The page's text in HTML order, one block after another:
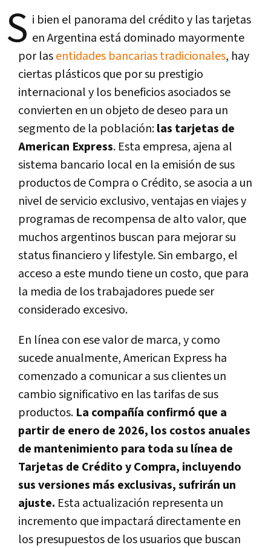
S i bien el panorama del crédito y las tarjetas
en Argentina está dominado mayormente
por lasentidades bancarias tradicionales, hay
ciertas plásticos que por su prestigio
internacional y los beneficios asociados se
convierten en un objeto de deseo para un
segmento de la población:las tarjetas de
American Express. Esta empresa, ajena al
sistema bancario local en la emisión de sus
productos de Compra o Crédito, se asocia a un
nivel de servicio exclusivo, ventajas en viajes y
programas de recompensa de alto valor, que
muchos argentinos buscan para mejorar su
status financiero y lifestyle. Sin embargo, el
acceso a este mundo tiene un costo, que para
la media de los trabajadores puede ser
considerado excesivo.
En línea con ese valor de marca, y como
sucede anualmente, American Express ha
comenzado a comunicar a sus clientes un
cambio significativo en las tarifas de sus
productos. La compañía confirmó que a
partir de enero de 2026, los costos anuales
de mantenimiento para toda su línea de
Tarjetas de Crédito y Compra, incluyendo
sus versiones más exclusivas, sufrirán un
ajuste. Esta actualización representa un
incremento que impactará directamente en
los presupuestos de los usuarios que buscan